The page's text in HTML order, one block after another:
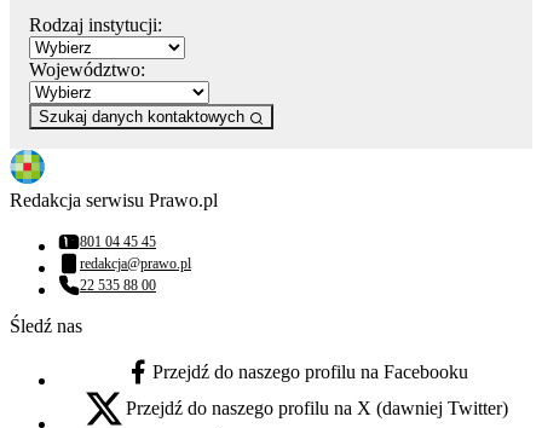
Rodzaj instytucji:
Województwo:
Szukaj danych kontaktowych
Redakcja serwisu Prawo.pl
Numer telefonu:
801 04 45 45
Adres email:
redakcja@prawo.pl
Numer telefonu:
22 535 88 00
Śledź nas
facebook - otwiera się w nowej karcie
Przejdź do naszego profilu na Facebooku
x - otwiera się w nowej karcie
Przejdź do naszego profilu na X (dawniej Twitter)